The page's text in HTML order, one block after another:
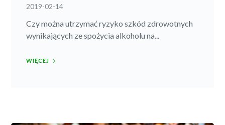
2019-02-14
Czy można utrzymać ryzyko szkód zdrowotnych
wynikających ze spożycia alkoholu na...
WIĘCEJ